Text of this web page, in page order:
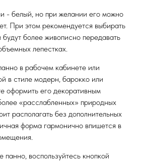
- белый, но при желании его можно
При этом рекомендуется выбирать
более живописно передавать
лепестках.
в рабочем кабинете или
в стиле модерн, барокко или
оформить его декоративным
«расслабленных» природных
располагать без дополнительных
форма гармонично впишется в
панно, воспользуйтесь кнопкой